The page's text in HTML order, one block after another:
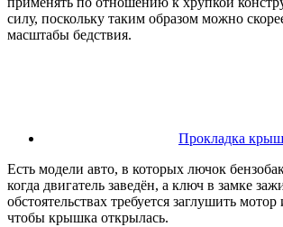
силу, поскольку таким образом можно
масштабы бедствия.
Прокладка
Есть модели авто, в которых лючок
когда двигатель заведён, а ключ в замке
обстоятельствах требуется заглушить
чтобы крышка открылась.